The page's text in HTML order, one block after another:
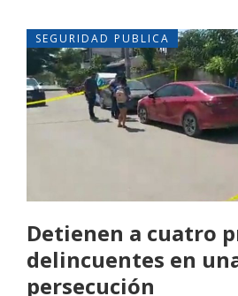
SEGURIDAD PUBLICA
Detienen a cuatro
delincuentes en
persecución